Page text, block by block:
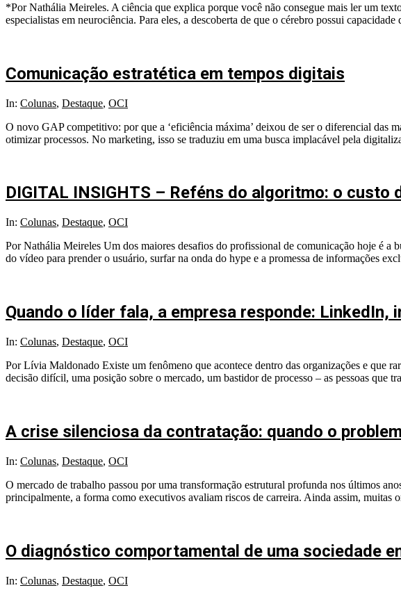
04
*Por Nathália Meireles. A ciência que explica porque você não consegue mais ler um
especialistas em neurociência. Para eles, a descoberta de que o cérebro possui capacidade
Comunicação estratética em tempos digitais
2026-
02
In: Colunas, Destaque, OCI
O novo GAP competitivo: por que a ‘eficiência máxima’ deixou de ser o diferencial das
otimizar processos. No marketing, isso se traduziu em uma busca implacável pela
DIGITAL INSIGHTS – Reféns do algoritmo: o custo
2026-
05
In: Colunas, Destaque, OCI
Por Nathália Meireles Um dos maiores desafios do profissional de comunicação hoje é a
do vídeo para prender o usuário, surfar na onda do hype e a promessa de informações
Quando o líder fala, a empresa responde:
2026-
07
In: Colunas, Destaque, OCI
Por Lívia Maldonado Existe um fenômeno que acontece dentro das organizações e que
decisão difícil, uma posição sobre o mercado, um bastidor de processo – as pessoas que
A crise silenciosa da contratação: quando o
2026-
03
In: Colunas, Destaque, OCI
O mercado de trabalho passou por uma transformação estrutural profunda nos últimos
principalmente, a forma como executivos avaliam riscos de carreira. Ainda assim, muitas
O diagnóstico comportamental de uma sociedade
2026-
In: Colunas, Destaque, OCI